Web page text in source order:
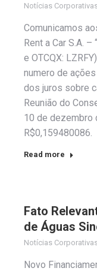
Notícias
Comunicamos
Rent a Car S.A. –
e OTCQX:
numero de
dos juros sobre
Reunião do
10 de dezembro
R$0,159480086.
Read more
Fato
de Águas
Notícias
Novo